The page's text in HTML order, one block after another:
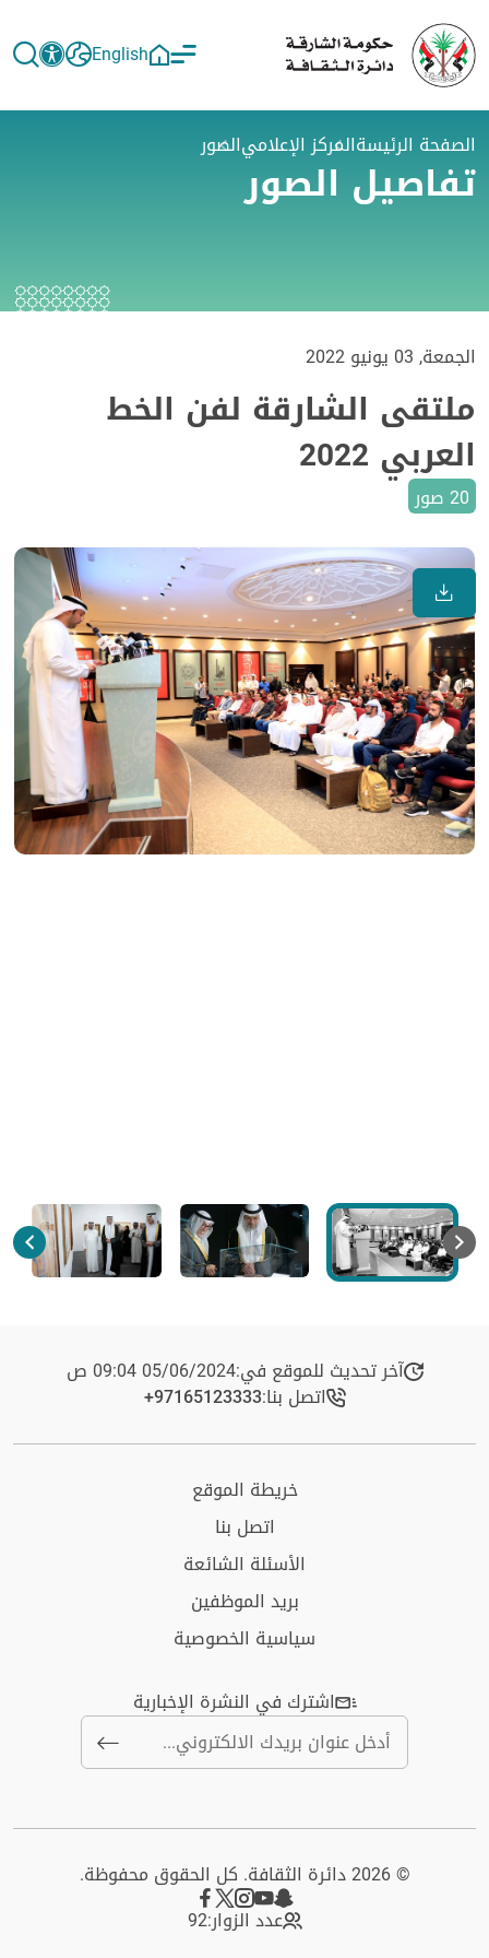
English
الصفحة الرئيسةالمركز الإعلاميالصور
تفاصيل الصور
الجمعة, 03 يونيو 2022
ملتقى الشارقة لفن الخط
العربي 2022
20 صور
آخر تحديث للموقع في:05/06/2024 09:04 ص
اتصل بنا:+97165123333​
خريطة الموقع
اتصل بنا
الأسئلة الشائعة
بريد الموظفين
سياسية الخصوصية
اشترك في النشرة الإخبارية
© 2026 دائرة الثقافة. كل الحقوق محفوظة.
عدد الزوار:92